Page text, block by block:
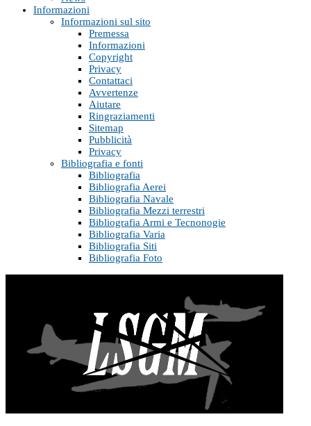
Informazioni
Informazioni sul sito
Premessa
Informazioni
Copyright
Privacy
Contattaci
Avvertenze
Aiutare
Ringraziamenti
Sitemap
Pubblicità
Privacy
Bibliografia e fonti
Bibliografia
Bibliografia Aerei
Bibliografia Navale
Bibliografia Mezzi terrestri
Bibliografia Armi e Tecnonogie
Bibliografia Varia
Bibliografia Siti
Bibliografia Foto